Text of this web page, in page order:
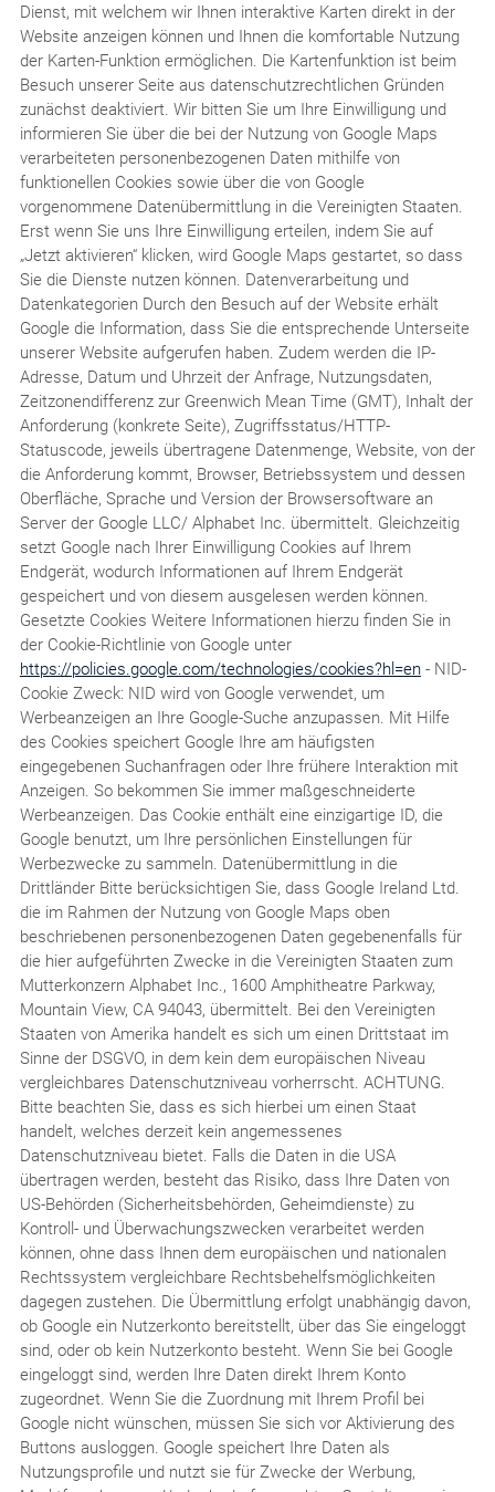
Dienst, mit welchem wir Ihnen interaktive Karten direkt in der
Website anzeigen können und Ihnen die komfortable Nutzung
der Karten-Funktion ermöglichen. Die Kartenfunktion ist beim
Besuch unserer Seite aus datenschutzrechtlichen Gründen
zunächst deaktiviert. Wir bitten Sie um Ihre Einwilligung und
informieren Sie über die bei der Nutzung von Google Maps
verarbeiteten personenbezogenen Daten mithilfe von
funktionellen Cookies sowie über die von Google
vorgenommene Datenübermittlung in die Vereinigten Staaten.
Erst wenn Sie uns Ihre Einwilligung erteilen, indem Sie auf
„Jetzt aktivieren“ klicken, wird Google Maps gestartet, so dass
Sie die Dienste nutzen können. Datenverarbeitung und
Datenkategorien Durch den Besuch auf der Website erhält
Google die Information, dass Sie die entsprechende Unterseite
unserer Website aufgerufen haben. Zudem werden die IP-
Adresse, Datum und Uhrzeit der Anfrage, Nutzungsdaten,
Zeitzonendifferenz zur Greenwich Mean Time (GMT), Inhalt der
Anforderung (konkrete Seite), Zugriffsstatus/HTTP-
Statuscode, jeweils übertragene Datenmenge, Website, von der
die Anforderung kommt, Browser, Betriebssystem und dessen
Oberfläche, Sprache und Version der Browsersoftware an
Server der Google LLC/ Alphabet Inc. übermittelt. Gleichzeitig
setzt Google nach Ihrer Einwilligung Cookies auf Ihrem
Endgerät, wodurch Informationen auf Ihrem Endgerät
gespeichert und von diesem ausgelesen werden können.
Gesetzte Cookies Weitere Informationen hierzu finden Sie in
der Cookie-Richtlinie von Google unter
https://policies.google.com/technologies/cookies?hl=en- NID-
Cookie Zweck: NID wird von Google verwendet, um
Werbeanzeigen an Ihre Google-Suche anzupassen. Mit Hilfe
des Cookies speichert Google Ihre am häufigsten
eingegebenen Suchanfragen oder Ihre frühere Interaktion mit
Anzeigen. So bekommen Sie immer maßgeschneiderte
Werbeanzeigen. Das Cookie enthält eine einzigartige ID, die
Google benutzt, um Ihre persönlichen Einstellungen für
Werbezwecke zu sammeln. Datenübermittlung in die
Drittländer Bitte berücksichtigen Sie, dass Google Ireland Ltd.
die im Rahmen der Nutzung von Google Maps oben
beschriebenen personenbezogenen Daten gegebenenfalls für
die hier aufgeführten Zwecke in die Vereinigten Staaten zum
Mutterkonzern Alphabet Inc., 1600 Amphitheatre Parkway,
Mountain View, CA 94043, übermittelt. Bei den Vereinigten
Staaten von Amerika handelt es sich um einen Drittstaat im
Sinne der DSGVO, in dem kein dem europäischen Niveau
vergleichbares Datenschutzniveau vorherrscht. ACHTUNG.
Bitte beachten Sie, dass es sich hierbei um einen Staat
handelt, welches derzeit kein angemessenes
Datenschutzniveau bietet. Falls die Daten in die USA
übertragen werden, besteht das Risiko, dass Ihre Daten von
US-Behörden (Sicherheitsbehörden, Geheimdienste) zu
Kontroll- und Überwachungszwecken verarbeitet werden
können, ohne dass Ihnen dem europäischen und nationalen
Rechtssystem vergleichbare Rechtsbehelfsmöglichkeiten
dagegen zustehen. Die Übermittlung erfolgt unabhängig davon,
ob Google ein Nutzerkonto bereitstellt, über das Sie eingeloggt
sind, oder ob kein Nutzerkonto besteht. Wenn Sie bei Google
eingeloggt sind, werden Ihre Daten direkt Ihrem Konto
zugeordnet. Wenn Sie die Zuordnung mit Ihrem Profil bei
Google nicht wünschen, müssen Sie sich vor Aktivierung des
Buttons ausloggen. Google speichert Ihre Daten als
Nutzungsprofile und nutzt sie für Zwecke der Werbung,